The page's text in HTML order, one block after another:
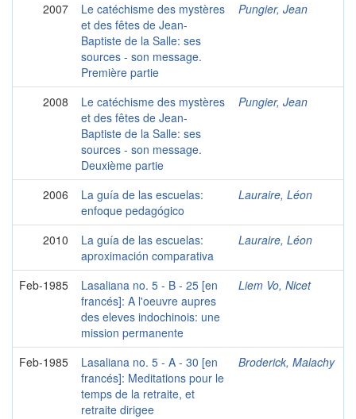
2007
Le catéchisme des mystères
et des fêtes de Jean-
Baptiste de la Salle: ses
sources - son message.
Première partie
Pungier, Jean
2008
Le catéchisme des mystères
et des fêtes de Jean-
Baptiste de la Salle: ses
sources - son message.
Deuxième partie
Pungier, Jean
2006
La guía de las escuelas:
enfoque pedagógico
Lauraire, Léon
2010
La guía de las escuelas:
aproximación comparativa
Lauraire, Léon
Feb-1985
Lasaliana no. 5 - B - 25 [en
francés]: A l'oeuvre aupres
des eleves indochinois: une
mission permanente
Liem Vo, Nicet
Feb-1985
Lasaliana no. 5 - A - 30 [en
francés]: Meditations pour le
temps de la retraite, et
retraite dirigee
Broderick, Malachy